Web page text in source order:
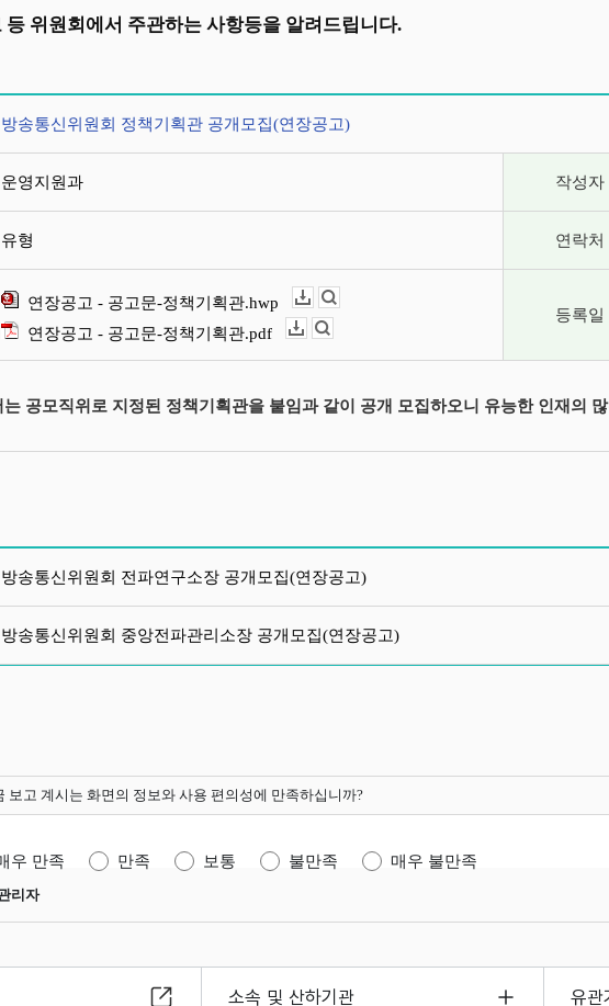
등 위원회에서 주관하는 사항등을 알려드립니다.
방송통신위원회 정책기획관 공개모집(연장공고)
운영지원과 작성자
유형 연락처
연장공고 - 공고문-정책기획관.hwp
연장공고 - 공고문-정책기획관.pdf
등록일
공모직위로 지정된 정책기획관을 붙임과 같이 공개 모집하오니 유능한 인재의
방송통신위원회 전파연구소장 공개모집(연장공고)
방송통신위원회 중앙전파관리소장 공개모집(연장공고)
보고 계시는 화면의 정보와 사용 편의성에 만족하십니까?
우 만족 만족 보통 불만족 매우 불만족
리자
소속 및 산하기관 유관